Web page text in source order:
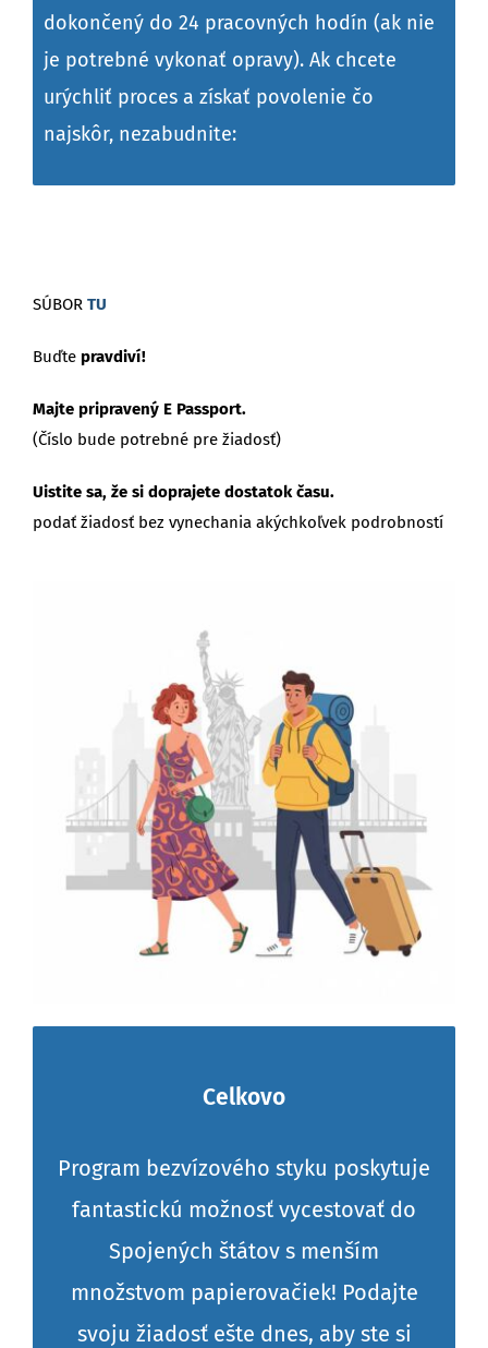
dokončený do 24 pracovných hodín (ak nie
je potrebné vykonať opravy). Ak chcete
urýchliť proces a získať povolenie čo
najskôr, nezabudnite:
SÚBOR TU
Buďte pravdiví!
Majte pripravený E Passport.
(Číslo bude potrebné pre žiadosť)
Uistite sa, že si doprajete dostatok času.
podať žiadosť bez vynechania akýchkoľvek podrobností
Celkovo
Program bezvízového styku poskytuje
fantastickú možnosť vycestovať do
Spojených štátov s menším
množstvom papierovačiek! Podajte
svoju žiadosť ešte dnes, aby ste si